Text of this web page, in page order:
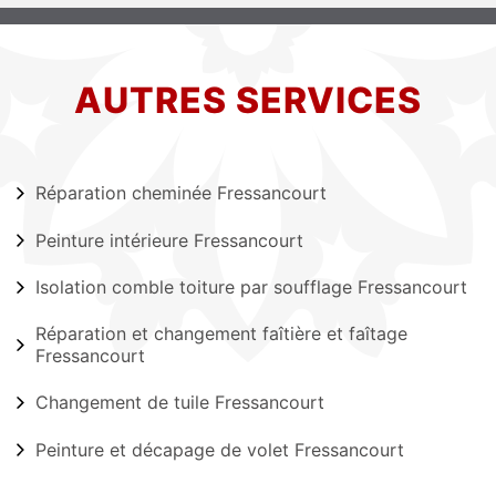
AUTRES SERVICES
Réparation cheminée Fressancourt
Peinture intérieure Fressancourt
Isolation comble toiture par soufflage Fressancourt
Réparation et changement faîtière et faîtage
Fressancourt
Changement de tuile Fressancourt
Peinture et décapage de volet Fressancourt